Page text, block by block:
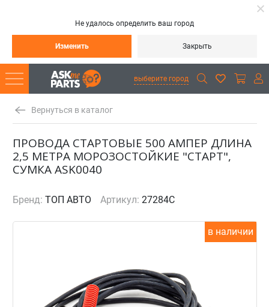
Не удалось определить ваш город
Изменить Закрыть
выберите город
Вернуться в каталог
ПРОВОДА СТАРТОВЫЕ 500 АМПЕР ДЛИНА
2,5 МЕТРА МОРОЗОСТОЙКИЕ "СТАРТ",
СУМКА ASK0040
Бренд: ТОП АВТО Артикул: 27284C
в наличии